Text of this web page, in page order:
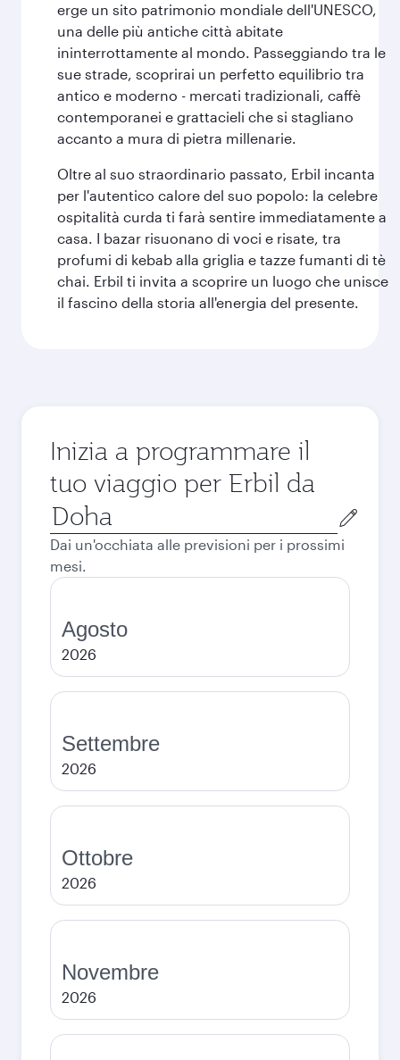
erge un sito patrimonio mondiale dell'UNESCO,
una delle più antiche città abitate
ininterrottamente al mondo. Passeggiando tra le
sue strade, scoprirai un perfetto equilibrio tra
antico e moderno - mercati tradizionali, caffè
contemporanei e grattacieli che si stagliano
accanto a mura di pietra millenarie.
Oltre al suo straordinario passato, Erbil incanta
per l'autentico calore del suo popolo: la celebre
ospitalità curda ti farà sentire immediatamente a
casa. I bazar risuonano di voci e risate, tra
profumi di kebab alla griglia e tazze fumanti di tè
chai. Erbil ti invita a scoprire un luogo che unisce
il fascino della storia all'energia del presente.
Inizia a programmare il
tuo viaggio per Erbil da
Città
di
partenza
Dai un'occhiata alle previsioni per i prossimi
mesi.
Agosto
2026
Settembre
2026
Ottobre
2026
Novembre
2026